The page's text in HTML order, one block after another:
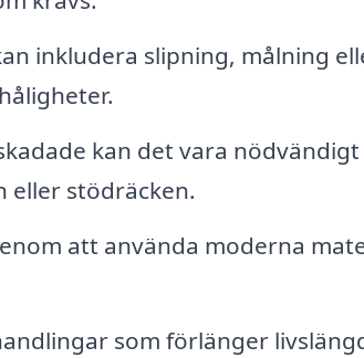
inkludera slipning, målning
kan det vara
eller stödräcken.
att använda moderna
som förlänger